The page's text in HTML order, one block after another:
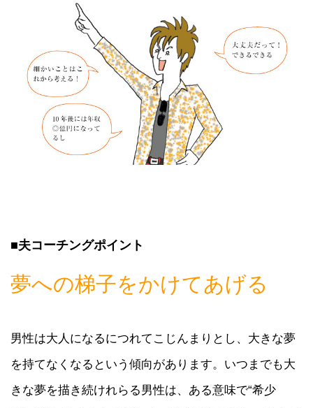
■夫コーチングポイント
夢への梯子をかけてあげる
男性は大人になるにつれてこじんまりとし、大きな夢
を持てなくなるという傾向があります。いつまでも大
きな夢を描き続けれらる男性は、ある意味で“希少